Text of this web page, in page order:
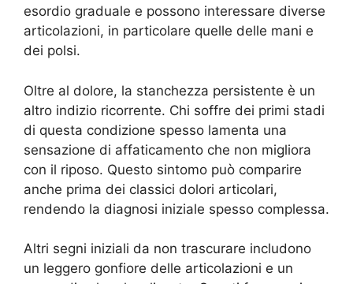
esordio graduale e possono interessare diverse
articolazioni, in particolare quelle delle mani e
dei polsi.
Oltre al dolore, la stanchezza persistente è un
altro indizio ricorrente. Chi soffre dei primi stadi
di questa condizione spesso lamenta una
sensazione di affaticamento che non migliora
con il riposo. Questo sintomo può comparire
anche prima dei classici dolori articolari,
rendendo la diagnosi iniziale spesso complessa.
Altri segni iniziali da non trascurare includono
un leggero gonfiore delle articolazioni e un